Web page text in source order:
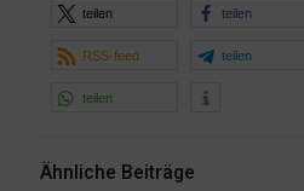
teilen teilen
RSS-feed teilen
teilen
Ähnliche Beiträge